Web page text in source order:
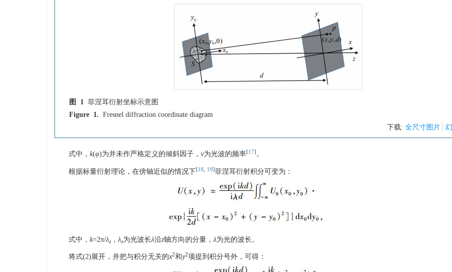
图 1 菲涅耳衍射坐标示意图
Figure 1. Fresnel diffraction coordinate diagram
下载: 全尺寸图片
式中， k(φ)为并未作严格定义的倾斜因子， v为光波的频率[17] 。
根据标量衍射理论，在傍轴近似的情况下[18 19]菲涅耳衍射积分可变为：
式中， k=2π/λz ，λz为光波长λ沿z轴方向的分量，λ为光的波长。
将式(2)展开，并把与积分无关的x2和y2项提到积分号外，可得：